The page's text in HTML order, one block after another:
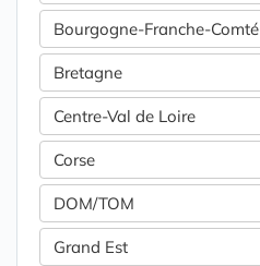
Bourgogne-Franche-Comté
Bretagne
Centre-Val de Loire
Corse
DOM/TOM
Grand Est